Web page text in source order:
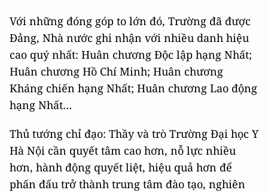
Với những đóng góp to lớn đó, Trường đã được
Đảng, Nhà nước ghi nhận với nhiều danh hiệu
cao quý nhất: Huân chương Độc lập hạng Nhất;
Huân chương Hồ Chí Minh; Huân chương
Kháng chiến hạng Nhất; Huân chương Lao động
hạng Nhất…
Thủ tướng chỉ đạo: Thầy và trò Trường Đại học Y
Hà Nội cần quyết tâm cao hơn, nỗ lực nhiều
hơn, hành động quyết liệt, hiệu quả hơn để
phấn đấu trở thành trung tâm đào tạo, nghiên